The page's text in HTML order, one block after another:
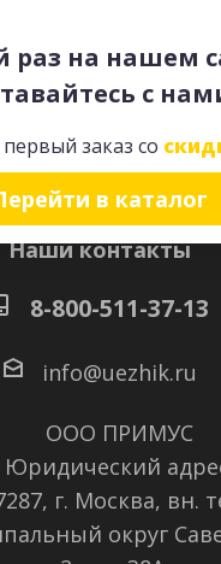
раз на нашем
с
заказ со
в каталог
Наши контакты
8-800-511-37-13
info@uezhik.ru
ООО ПРИМУС
Юридический
г. Москва, вн.
округ